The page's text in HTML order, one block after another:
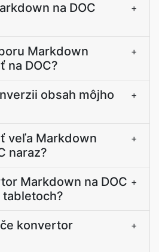
na DOC
+
Markdown
na DOC?
+
obsah môjho
+
veľa Markdown
naraz?
+
Markdown na DOC
tabletoch?
+
konvertor
+